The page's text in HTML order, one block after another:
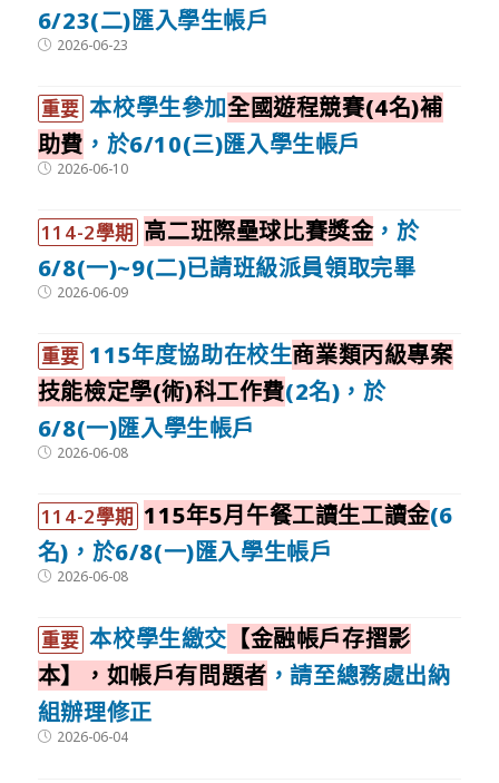
6/23(二)匯入學生帳戶
Post2026-06-23
重要 本校學生參加全國遊程競賽(4名)補
助費 ，於6/10(三)匯入學生帳戶
Post2026-06-10
114-2學期 高二班際壘球比賽獎金，於
6/8(一)~9(二)已請班級派員領取完畢
Post2026-06-09
重要 115年度協助在校生商業類丙級專案
技能檢定學(術)科工作費(2名)，於
6/8(一)匯入學生帳戶
Post2026-06-08
114-2學期 115年5月午餐工讀生工讀金(6
名)，於6/8(一)匯入學生帳戶
Post2026-06-08
重要 本校學生繳交【金融帳戶存摺影
本】，如帳戶有問題者 ，請至總務處出納
組辦理修正
Post2026-06-04